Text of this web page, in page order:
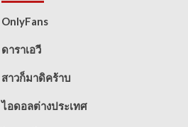
OnlyFans
ดาราเอวี
สาวก็มาดิคร้าบ
ไอดอลต่างประเทศ